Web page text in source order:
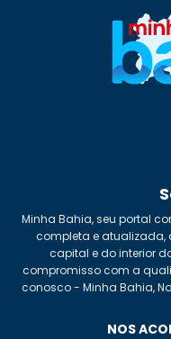
Minha Bahia, seu portal
completa e
capital e do interior
compromisso com a
conosco - Minha Bahia,
NOS